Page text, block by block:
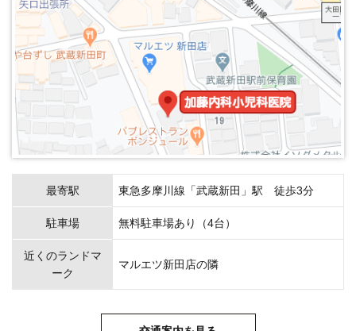
最寄駅 東急多摩川線「武蔵新田」駅 徒歩3分
駐車場 無料駐車場あり（4台）
近くのランドマ
ーク
マルエツ新田店の隣